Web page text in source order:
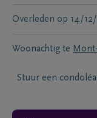
Overleden op 14/
Woonachtig te
Stuur een